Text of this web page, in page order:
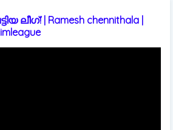
ലീഗ്! | Ramesh chennithala |